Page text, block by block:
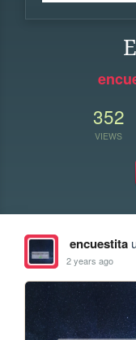
352
VIEWS
encuestita
2 years ago